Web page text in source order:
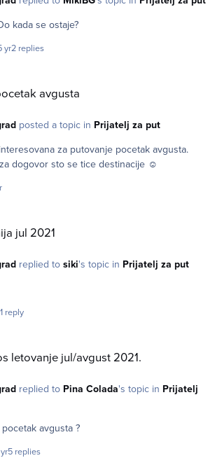
kada se ostaje?
yr2 replies
avgusta
posted a topic in Prijatelj za put
za putovanje pocetak avgusta.
dogovor sto se tice destinacije ☺️
jul 2021
replied to siki's topic in Prijatelj za put
1 reply
letovanje jul/avgust 2021.
replied to Pina Colada's topic in Prijatelj
avgusta ?
5 replies